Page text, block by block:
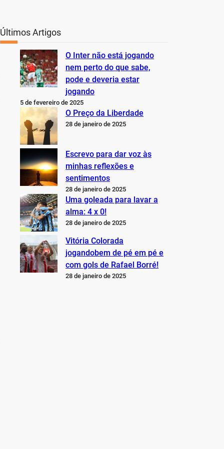
Últimos Artigos
O Inter não está jogando
nem perto do que sabe,
pode e deveria estar
jogando
5 de fevereiro de 2025
O Preço da Liberdade
28 de janeiro de 2025
Escrevo para dar voz às
minhas reflexões e
sentimentos
28 de janeiro de 2025
Uma goleada para lavar a
alma: 4 x 0!
28 de janeiro de 2025
Vitória Colorada
jogandobem de pé em pé e
com gols de Rafael Borré!
28 de janeiro de 2025